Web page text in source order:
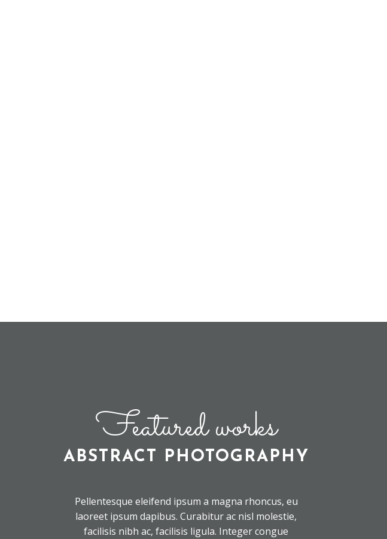
Featured works
ABSTRACT PHOTOGRAPHY
Pellentesque eleifend ipsum a magna rhoncus, eu
laoreet ipsum dapibus. Curabitur ac nisl molestie,
facilisis nibh ac, facilisis ligula. Integer congue